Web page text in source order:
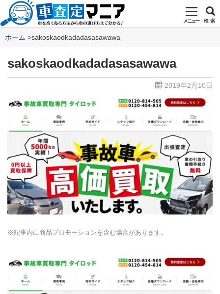
メニュー 検 索
ホーム sakoskaodkadadasasawawa
sakoskaodkadadasasawawa
2019年2月10日
※記事内に商品プロモーションを含む場合があります。